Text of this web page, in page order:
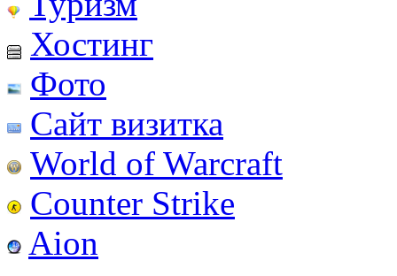
Хостинг
Фото
Сайт визитка
World of Warcraft
Counter Strike
Aion